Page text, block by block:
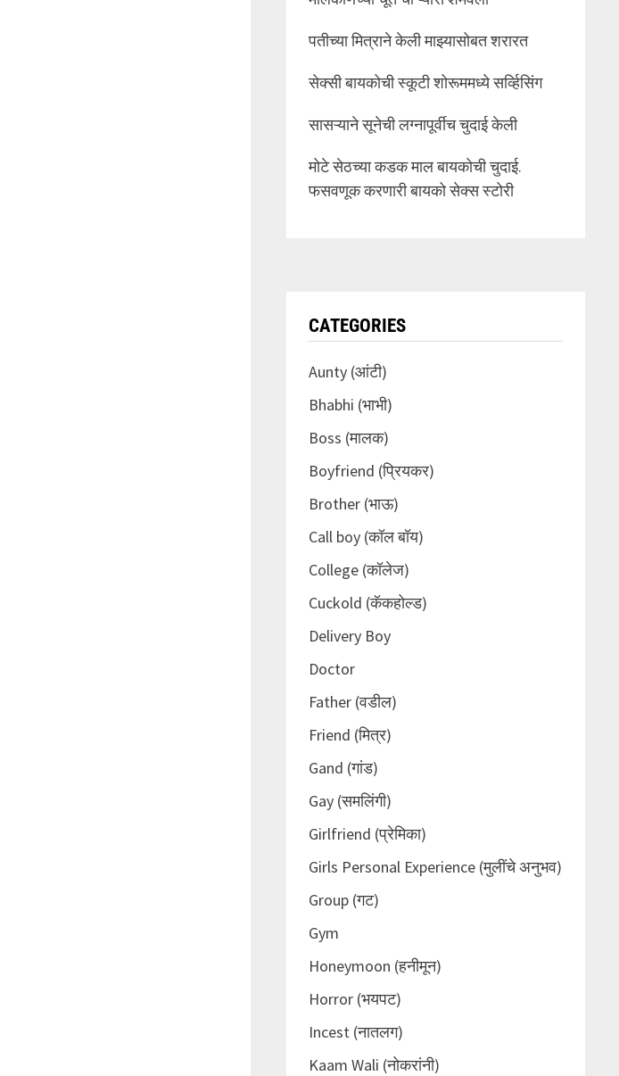
पतीच्या मित्राने केली माझ्यासोबत शरारत
सेक्सी बायकोची स्कूटी शोरूममध्ये सर्व्हिसिंग
सासऱ्याने सूनेची लग्नापूर्वीच चुदाई केली
मोटे सेठच्या कडक माल बायकोची चुदाई.
फसवणूक करणारी बायको सेक्स स्टोरी
CATEGORIES
Aunty (आंटी)
Bhabhi (भाभी)
Boss (मालक)
Boyfriend (प्रियकर)
Brother (भाऊ)
Call boy (कॉल बॉय)
College (कॉलेज)
Cuckold (कॅकहोल्ड)
Delivery Boy
Doctor
Father (वडील)
Friend (मित्र)
Gand (गांड)
Gay (समलिंगी)
Girlfriend (प्रेमिका)
Girls Personal Experience (मुलींचे अनुभव)
Group (गट)
Gym
Honeymoon (हनीमून)
Horror (भयपट)
Incest (नातलग)
Kaam Wali (नोकरांनी)